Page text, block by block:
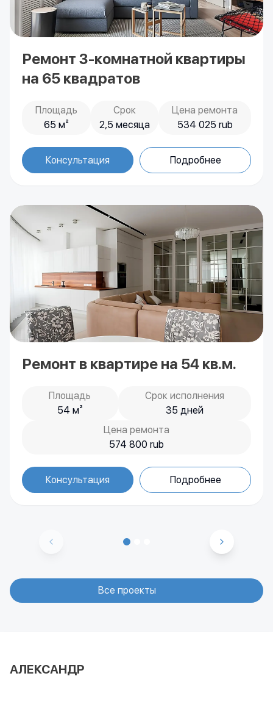
Ремонт 3-комнатной квартиры
на 65 квадратов
Площадь
65 м²
Срок
2,5 месяца
Цена ремонта
534 025 rub
Ремонт в квартире на 54 кв.м.
Площадь
54 м²
Срок исполнения
35 дней
Цена ремонта
574 800 rub
Все проекты
АЛЕКСАНДР